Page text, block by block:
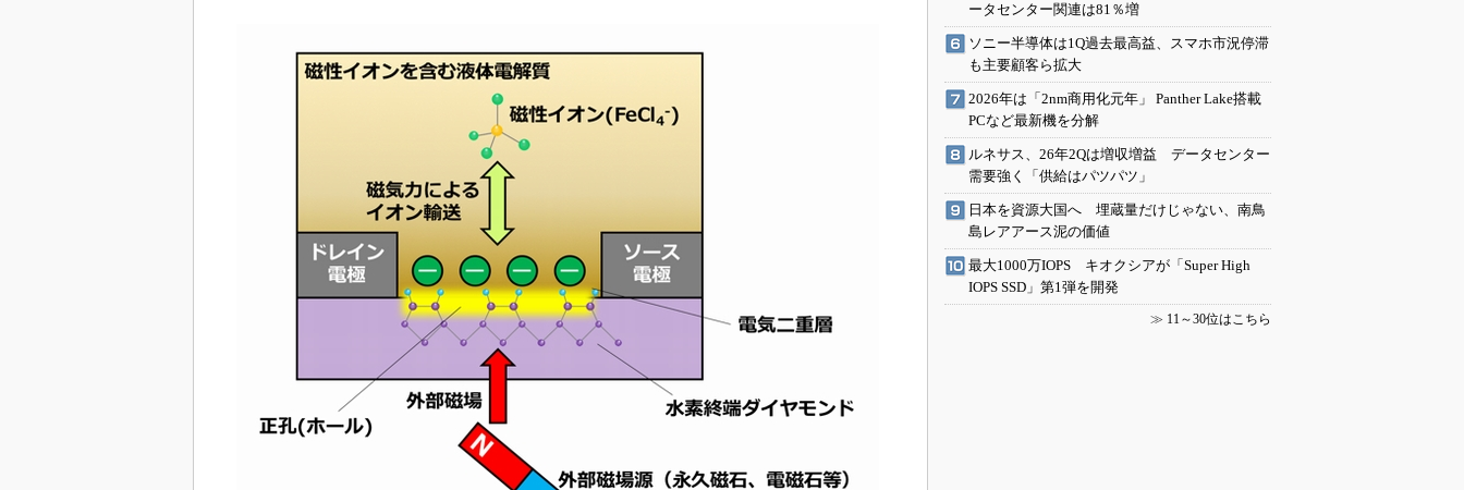
ータセンター関連は81％増
ソニー半導体は1Q過去最高益、スマホ市況停滞
も主要顧客ら拡大
2026年は「2nm商用化元年」 Panther Lake搭載
PCなど最新機を分解
ルネサス、26年2Qは増収増益 データセンター
需要強く「供給はパツパツ」
日本を資源大国へ 埋蔵量だけじゃない、南鳥
島レアアース泥の価値
最大1000万IOPS キオクシアが「Super High
IOPS SSD」第1弾を開発
≫ 11～30位はこちら